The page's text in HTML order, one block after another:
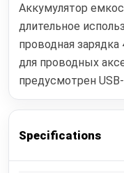
Аккумулятор
длительное
проводная
для проводных
предусмотрен
Specifications